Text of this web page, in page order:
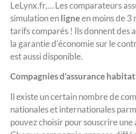
LeLynx.fr,… Les comparateurs
simulation enligneen moins de 3
tarifs comparés ! Ils donnent des
la garantie d’économie sur le
est aussi disponible.
Compagnies d’assurance
Il existe un certain nombre de
nationales et internationales
pouvez choisir pour souscrire